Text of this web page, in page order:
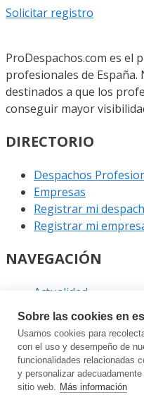
Solicitar registro
ProDespachos.com es el
profesionales de
destinados a que los
conseguir mayor
DIRECTORIO
Despachos
Empresas
Registrar mi
Registrar mi
NAVEGACIÓN
Actualidad
Podcast
Entrevistas
Eventos
ENLACES
Sobre las cookies en
Usamos cookies para
con el uso y desempeño de
funcionalidades relacionadas
y personalizar
sitio web. Más información